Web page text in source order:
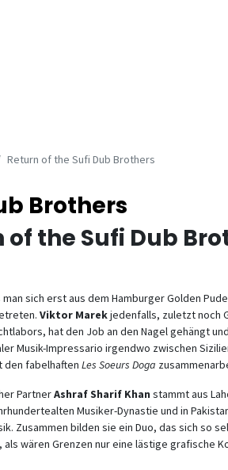
Return of the Sufi Dub Brothers
Brothers
of the Sufi Dub
man sich erst aus dem Hamburger Golden
Viktor Marekjedenfalls, zuletzt noch
hat den Job an den Nagel gehängt
Musik-Impressario irgendwo zwischen
fabelhaften Les Soeurs Doga
PartnerAshraf Sharif Khan stammt aus
Musiker-Dynastie und in
Zusammen bilden sie ein Duo, das sich so
wären Grenzen nur eine lästige grafische